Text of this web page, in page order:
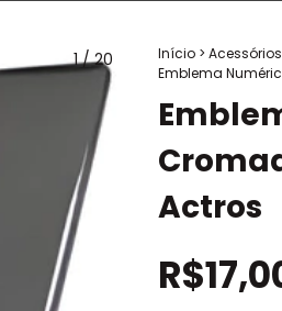
1/20 Início >
Emblema
Actros